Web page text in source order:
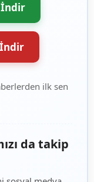
İndir
ilk sen
da takip